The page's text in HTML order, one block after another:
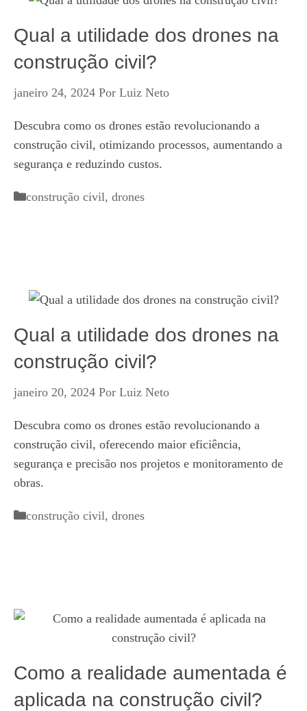
Qual a utilidade dos drones na
construção civil?
janeiro 24, 2024 Por Luiz Neto
Descubra como os drones estão revolucionando a
construção civil, otimizando processos, aumentando a
segurança e reduzindo custos.
Categorias
construção civil, drones
Qual a utilidade dos drones na
construção civil?
janeiro 20, 2024 Por Luiz Neto
Descubra como os drones estão revolucionando a
construção civil, oferecendo maior eficiência,
segurança e precisão nos projetos e monitoramento de
obras.
Categorias
construção civil, drones
Como a realidade aumentada é
aplicada na construção civil?